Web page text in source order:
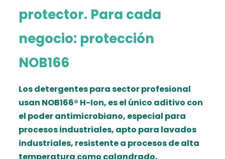
protector. Para cada
negocio: protección
NOB166
Los detergentes para sector profesional
usan NOB166® H-Ion, es el único aditivo con
el poder antimicrobiano, especial para
procesos industriales, apto para lavados
industriales, resistente a procesos de alta